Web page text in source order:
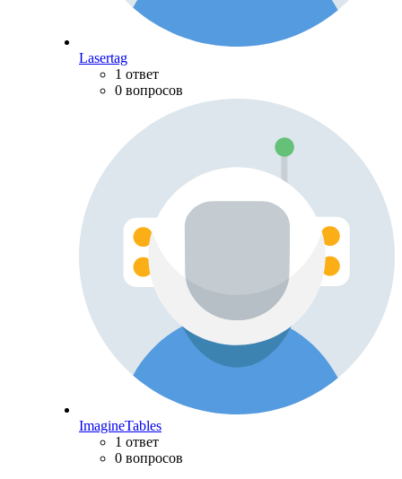
Lasertag
1 ответ
0 вопросов
ImagineTables
1 ответ
0 вопросов